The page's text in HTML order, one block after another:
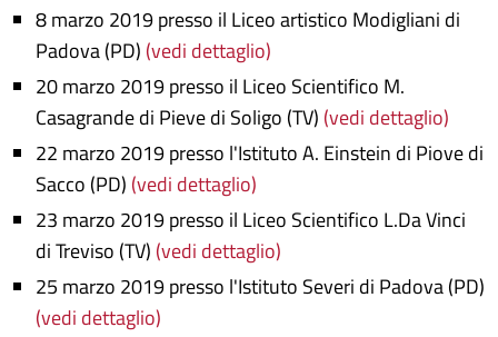
8 marzo 2019 presso il Liceo artistico Modigliani di
Padova (PD) (vedi dettaglio)
20 marzo 2019 presso il Liceo Scientifico M.
Casagrande di Pieve di Soligo (TV) (vedi dettaglio)
22 marzo 2019 presso l'Istituto A. Einstein di Piove di
Sacco (PD) (vedi dettaglio)
23 marzo 2019 presso il Liceo Scientifico L.Da Vinci
di Treviso (TV) (vedi dettaglio)
25 marzo 2019 presso l'Istituto Severi di Padova (PD)
(vedi dettaglio)